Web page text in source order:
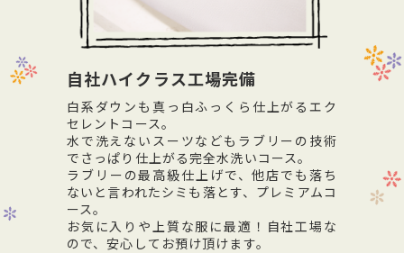
自社ハイクラス工場完備
白系ダウンも真っ白ふっくら仕上がるエク
セレントコース。
水で洗えないスーツなどもラブリーの技術
でさっぱり仕上がる完全水洗いコース。
ラブリーの最高級仕上げで、他店でも落ち
ないと言われたシミも落とす、プレミアムコ
ース。
お気に入りや上質な服に最適！自社工場な
ので、安心してお預け頂けます。